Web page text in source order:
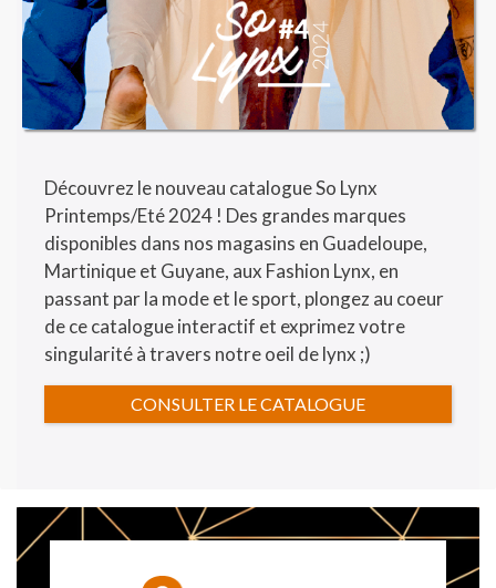
Découvrez le nouveau catalogue So Lynx
Printemps/Eté 2024 ! Des grandes marques
disponibles dans nos magasins en Guadeloupe,
Martinique et Guyane, aux Fashion Lynx, en
passant par la mode et le sport, plongez au coeur
de ce catalogue interactif et exprimez votre
singularité à travers notre oeil de lynx ;)
CONSULTER LE CATALOGUE